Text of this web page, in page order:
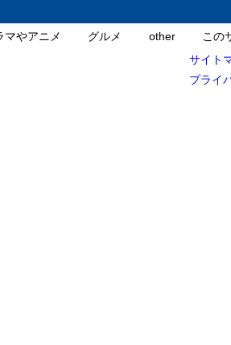
マやアニメ グルメ other
この
サイト
プライ